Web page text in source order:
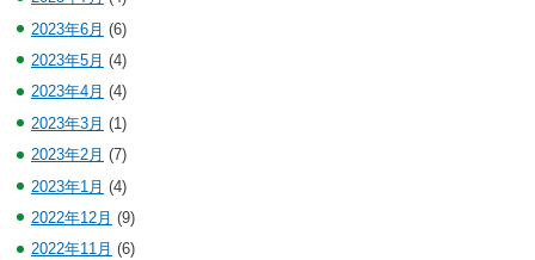
2023年6月 (6)
2023年5月 (4)
2023年4月 (4)
2023年3月 (1)
2023年2月 (7)
2023年1月 (4)
2022年12月 (9)
2022年11月 (6)